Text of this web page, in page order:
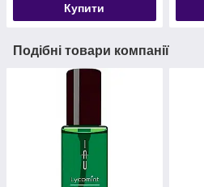
Купити
Подібні товари компанії